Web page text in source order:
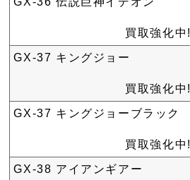
買取強化中!
GX-37 キングジョー
買取強化中!
GX-37 キングジョーブラック
買取強化中!
GX-38 アイアンギアー